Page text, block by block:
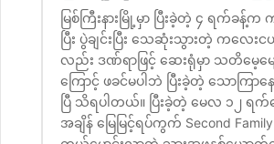
မြစ်ကြီးနားမြို့မှာ ပြီးခဲ့တဲ့ ၄ ရက်ခန့်
ပြီး ပွဲချင်းပြီး သေဆုံးသွားတဲ့ ကလေး
လည်း ဒဏ်ရာဖြင့် ဆေးရုံမှာ သတိမေ့မ
ကြောင့် ဖခင်မပါဘဲ ပြီးခဲ့တဲ့ သောကြ
ပြီ သိရပါတယ်။ ပြီးခဲ့တဲ့ မေလ ၁၂ ရက်
အချိန် မြေမြင့်ရပ်ကွက် Second